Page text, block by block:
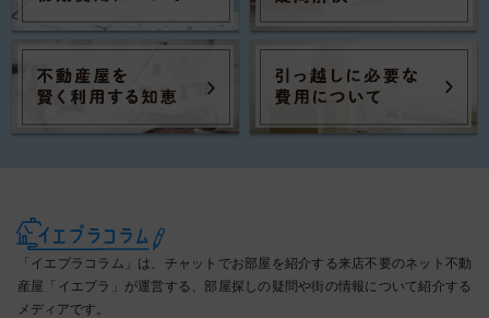
「イエプラコラム」は、チャットでお部屋を紹介する来店不要のネット不動
産屋「イエプラ」が運営する、部屋探しの疑問や街の情報について紹介する
メディアです。